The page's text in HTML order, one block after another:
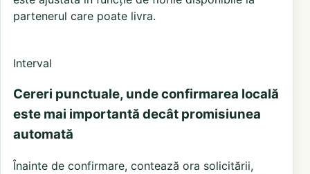
partenerul care poate livra.
Interval
Cereri punctuale, unde confirmarea locală
este mai importantă decât promisiunea
automată
Înainte de confirmare, contează ora solicitării,